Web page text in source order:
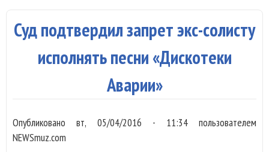
Суд подтвердил запрет экс-солисту
исполнять песни «Дискотеки
Аварии»
Опубликовановт, 05/04/2016 - 11:34пользователем
NEWSmuz.com